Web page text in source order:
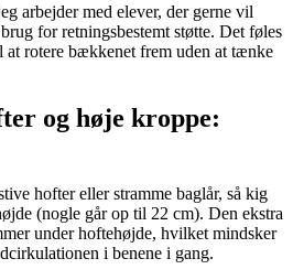
arbejder med elever, der gerne vil
for retningsbestemt støtte. Det føles
at rotere bækkenet frem uden at tænke
og høje kroppe:
hofter eller stramme baglår, så kig
(nogle går op til 22 cm). Den ekstra
under hoftehøjde, hvilket mindsker
i benene i gang.